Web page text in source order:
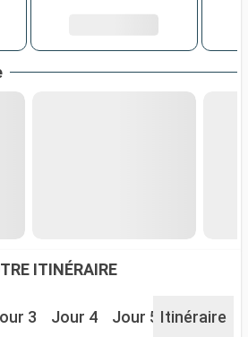
ITINÉRAIRE
3 Jour 4 Jour 5 Jour 6
Itinéraire